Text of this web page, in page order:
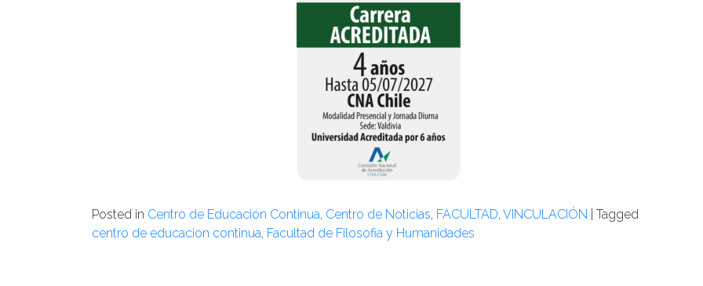
Posted in Centro de Educación Continua, Centro de Noticias, FACULTAD, VINCULACIÓN
Tagged
centro de educacion continua, Facultad de Filosofia y Humanidades